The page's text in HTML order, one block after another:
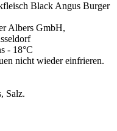
Black Angus Burger
Albers GmbH,
- 18°C
nicht wieder einfrieren.
Salz.